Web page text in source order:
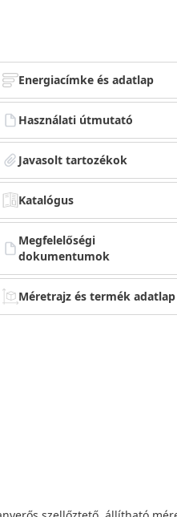
Energiacímke és adatlap
Használati útmutató
Javasolt tartozékok
Katalógus
Megfelelőségi
dokumentumok
Méretrajz és termék adatlap